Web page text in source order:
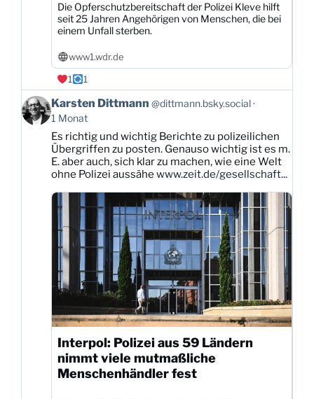
Die Opferschutzbereitschaft der Polizei Kleve hilft
seit 25 Jahren Angehörigen von Menschen, die bei
einem Unfall sterben.
www1.wdr.de
1
1
Beitrag
von
Karsten
Dittmann
Bluesky
ansehen
Karsten Dittmann @dittmann.bsky.social
1 Monat
Es richtig und wichtig Berichte zu polizeilichen
Übergriffen zu posten. Genauso wichtig ist es m.
E. aber auch, sich klar zu machen, wie eine Welt
ohne Polizei aussähe www.zeit.de/gesellschaft...
Interpol: Polizei aus 59 Ländern
nimmt viele mutmaßliche
Menschenhändler fest